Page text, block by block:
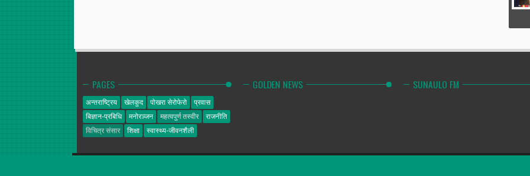
PAGES
अन्तराष्ट्रिय खेलकुद पोखरा सेरोफेरो
प्रवास
बिज्ञान-प्रबिधि
मनोरञ्जन महत्वपुर्ण तस्वीर
राजनीति
विचित्र संसार
शिक्षा स्वास्थ्य-जीवनशैली
GOLDEN NEWS SUNAULO FM